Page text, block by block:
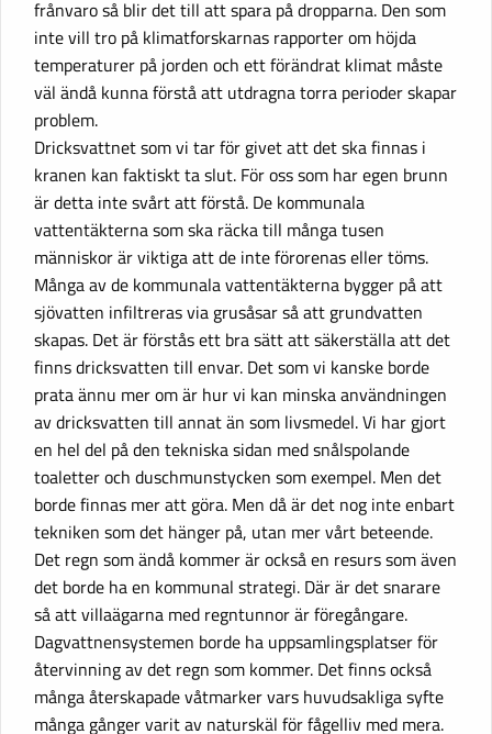
frånvaro så blir det till att spara på dropparna. Den som
inte vill tro på klimatforskarnas rapporter om höjda
temperaturer på jorden och ett förändrat klimat måste
väl ändå kunna förstå att utdragna torra perioder skapar
problem.
Dricksvattnet som vi tar för givet att det ska finnas i
kranen kan faktiskt ta slut. För oss som har egen brunn
är detta inte svårt att förstå. De kommunala
vattentäkterna som ska räcka till många tusen
människor är viktiga att de inte förorenas eller töms.
Många av de kommunala vattentäkterna bygger på att
sjövatten infiltreras via grusåsar så att grundvatten
skapas. Det är förstås ett bra sätt att säkerställa att det
finns dricksvatten till envar. Det som vi kanske borde
prata ännu mer om är hur vi kan minska användningen
av dricksvatten till annat än som livsmedel. Vi har gjort
en hel del på den tekniska sidan med snålspolande
toaletter och duschmunstycken som exempel. Men det
borde finnas mer att göra. Men då är det nog inte enbart
tekniken som det hänger på, utan mer vårt beteende.
Det regn som ändå kommer är också en resurs som även
det borde ha en kommunal strategi. Där är det snarare
så att villaägarna med regntunnor är föregångare.
Dagvattnensystemen borde ha uppsamlingsplatser för
återvinning av det regn som kommer. Det finns också
många återskapade våtmarker vars huvudsakliga syfte
många gånger varit av naturskäl för fågelliv med mera.